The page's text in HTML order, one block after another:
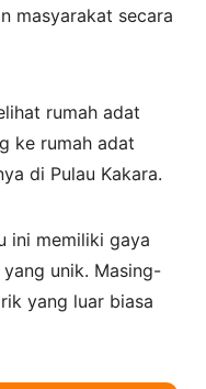
masyarakat secara
rumah adat
ke rumah adat
di Pulau Kakara.
ini memiliki gaya
unik. Masing-
yang luar biasa